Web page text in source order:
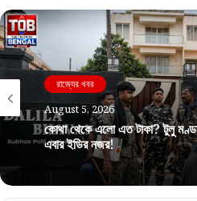
রাজ্যের খবর
August 5, 2026
কোথা থেকে এলো এত টাকা? টুলু
এবার ইডির নজর!